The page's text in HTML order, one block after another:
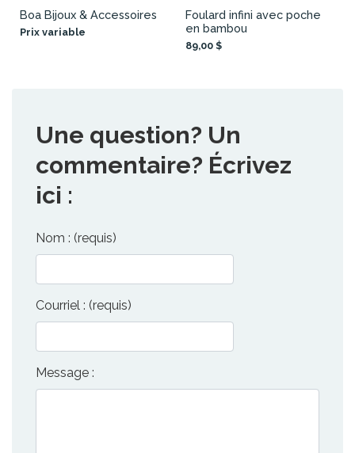
Boa Bijoux & Accessoires
Prix variable
Foulard infini avec poche
en bambou
89,00 $
Une question? Un
commentaire? Écrivez
ici :
Nom : (requis)
Courriel : (requis)
Message :